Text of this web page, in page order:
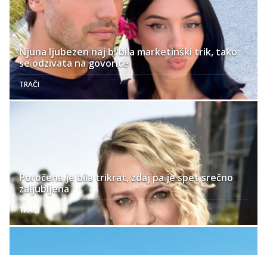
Njuna ljubezen naj bi bila marketinški trik, tako
se odzivata na govorice
TRAČI
Poročena je bila trikrat, zdaj pa je spet srečno
zaljubljena
TRAČI